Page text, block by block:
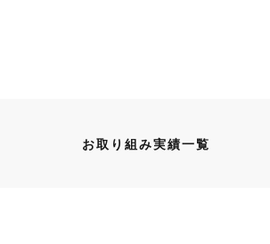
お取り組み実績一覧